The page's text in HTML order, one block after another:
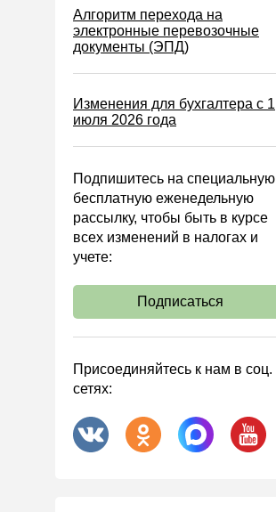
Онлайн-кассы ККТ ККМ
Управленческий учет
Анализ хозяйственной
Охрана труда и аттестация
Охрана труда
Налоговое планирование
Финансовый контроль
Договоры
ООО
АО
Госзакупки
Алгоритм перехода на
электронные перевозочные
документы (ЭПД)
Изменения для бухгалтера с 1
июля 2026 года
Подпишитесь на специальную
бесплатную еженедельную
рассылку, чтобы быть в курсе
всех изменений в налогах и
учете:
Подписаться
Присоединяйтесь к нам в соц.
сетях: